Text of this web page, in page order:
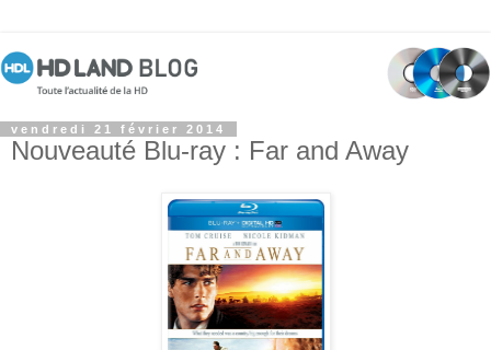
vendredi 21 février 2014
Nouveauté Blu-ray : Far and Away